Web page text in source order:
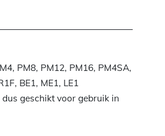
PM8, PM12, PM16, PM4SA,
BE1, ME1, LE1
dus geschikt voor gebruik in